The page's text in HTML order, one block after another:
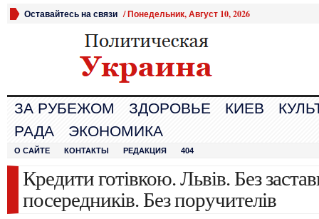
Оставайтесь на связи /Понедельник, Август 10, 2026
ЗА РУБЕЖОМ ЗДОРОВЬЕ КИЕВ
РАДА
ЭКОНОМИКА
О САЙТЕ КОНТАКТЫ РЕДАКЦИЯ 404
Кредити готівкою. Львів. Без
посередників. Без поручителів